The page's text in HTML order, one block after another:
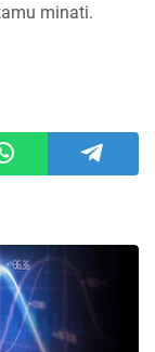
minati.